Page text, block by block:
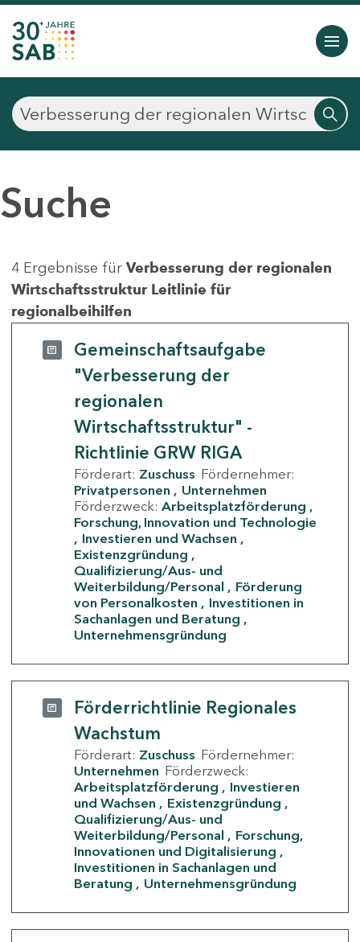
Suche
4 Ergebnisse für Verbesserung der regionalen
Wirtschaftsstruktur Leitlinie für
regionalbeihilfen
Gemeinschaftsaufgabe
"Verbesserung der
regionalen
Wirtschaftsstruktur" -
Richtlinie GRW RIGA
Förderart: Zuschuss Fördernehmer:
Privatpersonen
Unternehmen
Förderzweck: Arbeitsplatzförderung
Forschung, Innovation und Technologie
Investieren und Wachsen
Existenzgründung
Qualifizierung/Aus- und
Weiterbildung/Personal
Förderung
von Personalkosten
Investitionen in
Sachanlagen und Beratung
Unternehmensgründung
Förderrichtlinie Regionales
Wachstum
Förderart: Zuschuss Fördernehmer:
Unternehmen Förderzweck:
Arbeitsplatzförderung
Investieren
und Wachsen
Existenzgründung
Qualifizierung/Aus- und
Weiterbildung/Personal
Forschung,
Innovationen und Digitalisierung
Investitionen in Sachanlagen und
Beratung
Unternehmensgründung